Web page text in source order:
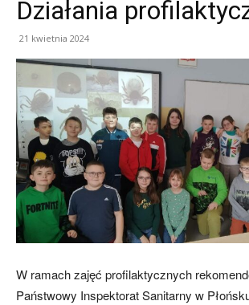
Działania
21 kwietnia 2024
W ramach zajęć profilaktycznych
Państwowy Inspektorat Sanitarny w